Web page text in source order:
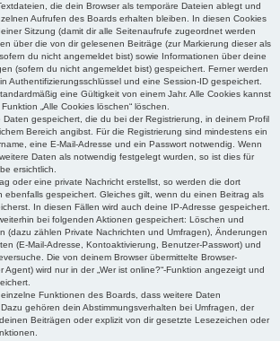
die dein Browser als temporäre Dateien ablegt und
Aufrufen des Boards erhalten bleiben. In diesen Cookies
Sitzung (damit dir alle Seitenaufrufe zugeordnet werden
über die von dir gelesenen Beiträge (zur Markierung dieser als
du nicht angemeldet bist) sowie Informationen über deine
(sofern du nicht angemeldet bist) gespeichert. Ferner werden
Authentifizierungsschlüssel und eine Session-ID gespeichert.
eine Gültigkeit von einem Jahr. Alle Cookies kannst
„Alle Cookies löschen“ löschen.
Daten gespeichert, die du bei der Registrierung, in deinem Profil
Bereich angibst. Für die Registrierung sind mindestens ein
eine E-Mail-Adresse und ein Passwort notwendig. Wenn
Daten als notwendig festgelegt wurden, so ist dies für
ersichtlich.
oder eine private Nachricht erstellst, so werden die dort
ebenfalls gespeichert. Gleiches gilt, wenn du einen Beitrag als
In diesen Fällen wird auch deine IP-Adresse gespeichert.
bei folgenden Aktionen gespeichert: Löschen und
(dazu zählen Private Nachrichten und Umfragen), Änderungen
(E-Mail-Adresse, Kontoaktivierung, Benutzer-Passwort) und
Die von deinem Browser übermittelte Browser-
Agent) wird nur in der „Wer ist online?“-Funktion angezeigt und
Funktionen des Boards, dass weitere Daten
gehören dein Abstimmungsverhalten bei Umfragen, der
Beiträgen oder explizit von dir gesetzte Lesezeichen oder